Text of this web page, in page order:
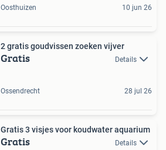
Oosthuizen 10 jun 26
2 gratis goudvissen zoeken vijver
Gratis Details
Ossendrecht 28 jul 26
Gratis 3 visjes voor koudwater aquarium
Gratis Details